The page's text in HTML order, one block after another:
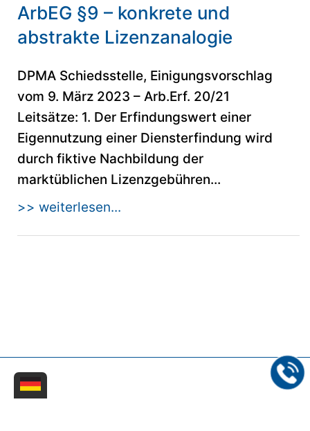
ArbEG §9 – konkrete und
abstrakte Lizenzanalogie
DPMA Schiedsstelle, Einigungsvorschlag
vom 9. März 2023 – Arb.Erf. 20/21
Leitsätze: 1. Der Erfindungswert einer
Eigennutzung einer Diensterfindung wird
durch fiktive Nachbildung der
marktüblichen Lizenzgebühren...
>> weiterlesen...